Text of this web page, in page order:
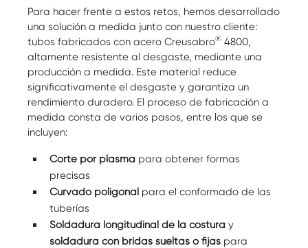
Para hacer frente a estos retos, hemos desarrollado
una solución a medida junto con nuestro cliente:
tubos fabricados con acero Creusabro® 4800,
altamente resistente al desgaste, mediante una
producción a medida. Este material reduce
significativamente el desgaste y garantiza un
rendimiento duradero. El proceso de fabricación a
medida consta de varios pasos, entre los que se
incluyen:
Corte por plasmapara obtener formas
precisas
Curvado poligonalpara el conformado de las
tuberías
Soldadura longitudinal de la costura y
soldadura con bridas sueltas o fijaspara